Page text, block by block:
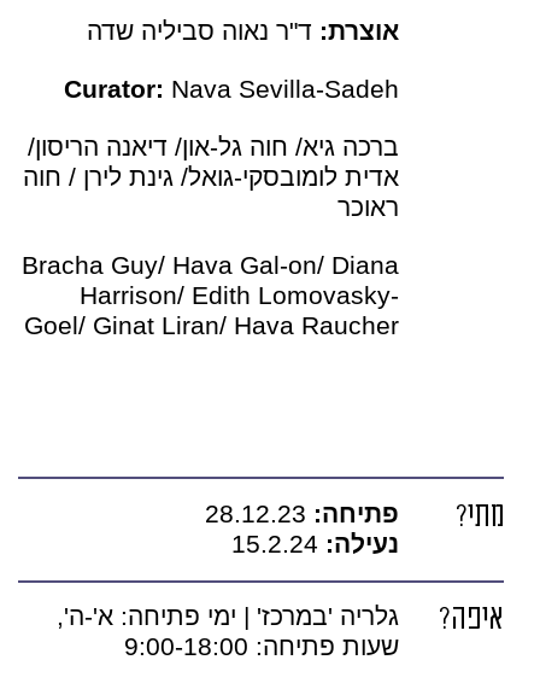
אוצרת: ד"ר נאוה סביליה שדה
Curator: Nava Sevilla-Sadeh
ברכה גיא/ חוה גל-און/ דיאנה הריסון/
אדית לומובסקי-גואל/ גינת לירן / חוה
ראוכר
Bracha Guy/ Hava Gal-on/ Diana
Harrison/ Edith Lomovasky-
Goel/ Ginat Liran/ Hava Raucher
מתי? פתיחה:
נעילה:
איפה?
גלריה 'במרכז' | ימי פתיחה: א'-ה',
שעות פתיחה: 9:00-18:00